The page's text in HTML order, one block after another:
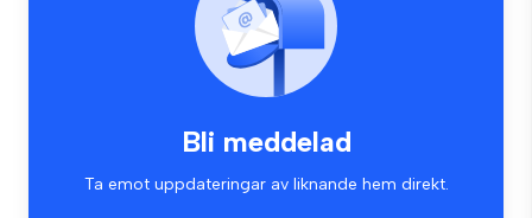
Bli meddelad
Ta emot uppdateringar av liknande hem direkt.